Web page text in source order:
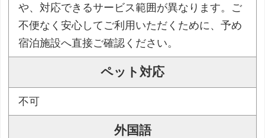
や、対応できるサービス範囲が異なります。ご
不便なく安心してご利用いただくために、予め
宿泊施設へ直接ご確認ください。
ペット対応
不可
外国語